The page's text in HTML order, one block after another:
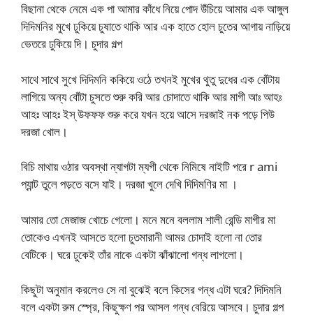
বিছানা থেকে নেমে এক পা আমার কাঁধে নিয়ে পোদ উঁচিয়ে আমার এক আঙ্গুল
দিদিমনির মুখে ঢুকিয়ে চুষাতে থাকি আর এক হাতে হোল চুতের আগায় নাড়িয়ে
ভেতরে ঢুকিয়ে দি। চুদার গল্প
সাথে সাথে সুখে দিদিমনি ককিয়ে ওঠে তখনই মুখের থুতু দুধের এক বোঁটায়
লাগিয়ে অন্য বোঁটা চুসতে শুরু করি আর চোদাতে থাকি আর মাগী আঃ আহঃ
আহঃ আহঃ ইস্ উফফফ শুরু করে যখন হয়ে আসে দরজাই নক পড়ে পিউ
দরজা খোল।
বিচি মাথায় ওঠার অবস্থা ন্যাগটা ম্যগী থেকে নিমিষে নাইটি পরে r ami
প্যান্ট তুলে পড়তে বসে যাই। দরজা খুলে দেখি দিদিমণির মা ।
আমার তো মেজাজ খোচে গেলো। মনে মনে বললাম শালী রেন্ডি মাগীর মা
তোকেও এখনই আসতে হলো চুতমারানী আমর চোদাই হলো না তোর
বেটিকে। ঘরে ঢুকেই তাঁর নাকে একটা ঝাঁঝালো গন্ধ লাগলো।
কিছুটা অনুমান করলেও সে না বুঝেই বলে কিসের গন্ধ এটা ঘরে? দিদিমনি
বলে একটা রুম স্প্রে, কিছুক্ষণ পর আসল গন্ধ বেরিয়ে আসবে। চুদার গল্প